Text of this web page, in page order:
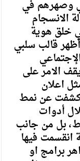
وصهرهم في
الانسجام
خلق هوية
أظهر قالب سلبي
الامر على
اعلان
كشفت عن نمط
أدوات
بل من جانب
انقسمت فيها
برامج او